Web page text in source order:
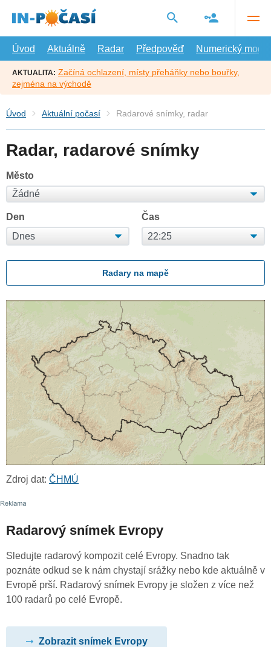
hlavní
Úvod
Aktuálně Radar Předpověď Numerický model
AKTUALITA: Začíná ochlazení, místy přeháňky nebo bouřky,
zejména na východě
Úvod Aktuální počasí Radarové snímky, radar
Radar, radarové snímky
Město
Den Čas
Radary na mapě
Zdroj dat: ČHMÚ
Radarový snímek Evropy
Sledujte radarový kompozit celé Evropy. Snadno tak
poznáte odkud se k nám chystají srážky nebo kde aktuálně v
Evropě prší. Radarový snímek Evropy je složen z více než
100 radarů po celé Evropě.
Zobrazit snímek Evropy